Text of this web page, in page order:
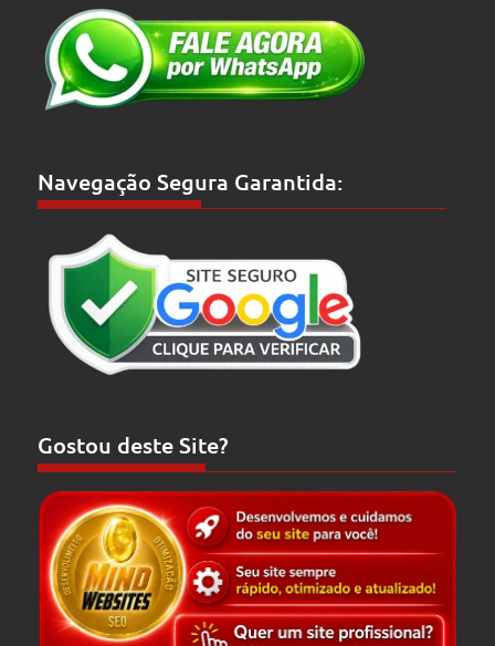
Navegação Segura Garantida:
Gostou deste Site?